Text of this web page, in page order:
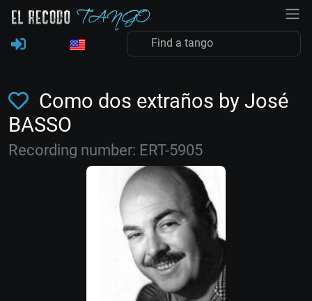
Como dos extraños by José
BASSO
Recording number: ERT-5905